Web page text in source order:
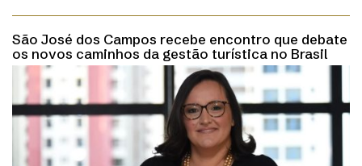
São José dos Campos recebe encontro que debate
os novos caminhos da gestão turística no Brasil